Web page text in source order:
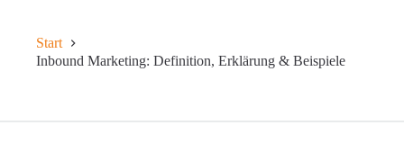
Start
Inbound Marketing: Definition, Erklärung & Beispiele